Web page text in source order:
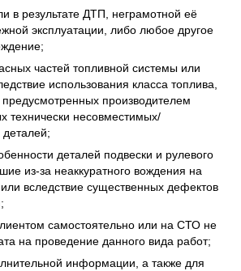
в результате ДТП, неграмотной её
эксплуатации, либо любое другое
частей топливной системы или
использования класса топлива,
производителем
технически несовместимых/
деталей подвески и рулевого
из-за неаккуратного вождения на
вследствие существенных дефектов
самостоятельно или на СТО не
на проведение данного вида работ;
информации, а также для